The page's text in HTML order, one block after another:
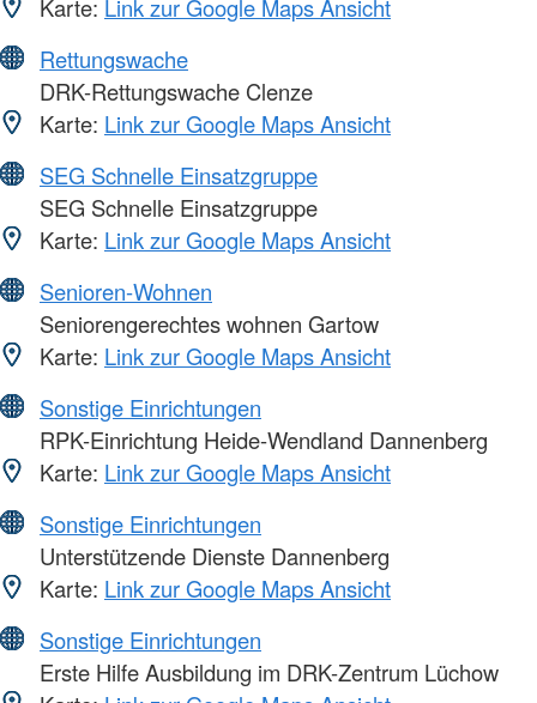
Karte: Link zur Google Maps Ansicht
Rettungswache
DRK-Rettungswache Clenze
Karte: Link zur Google Maps Ansicht
SEG Schnelle Einsatzgruppe
SEG Schnelle Einsatzgruppe
Karte: Link zur Google Maps Ansicht
Senioren-Wohnen
Seniorengerechtes wohnen Gartow
Karte: Link zur Google Maps Ansicht
Sonstige Einrichtungen
RPK-Einrichtung Heide-Wendland Dannenberg
Karte: Link zur Google Maps Ansicht
Sonstige Einrichtungen
Unterstützende Dienste Dannenberg
Karte: Link zur Google Maps Ansicht
Sonstige Einrichtungen
Erste Hilfe Ausbildung im DRK-Zentrum Lüchow